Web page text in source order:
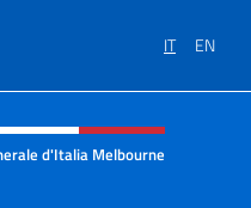
IT EN
e menù
d'Italia Melbourne